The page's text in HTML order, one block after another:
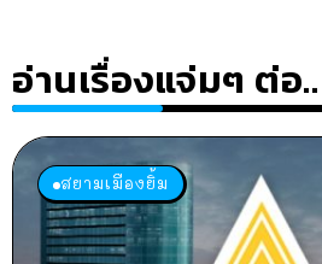
อ่านเรื่องแจ่มๆ ต่อ..
สยามเมืองยิ้ม